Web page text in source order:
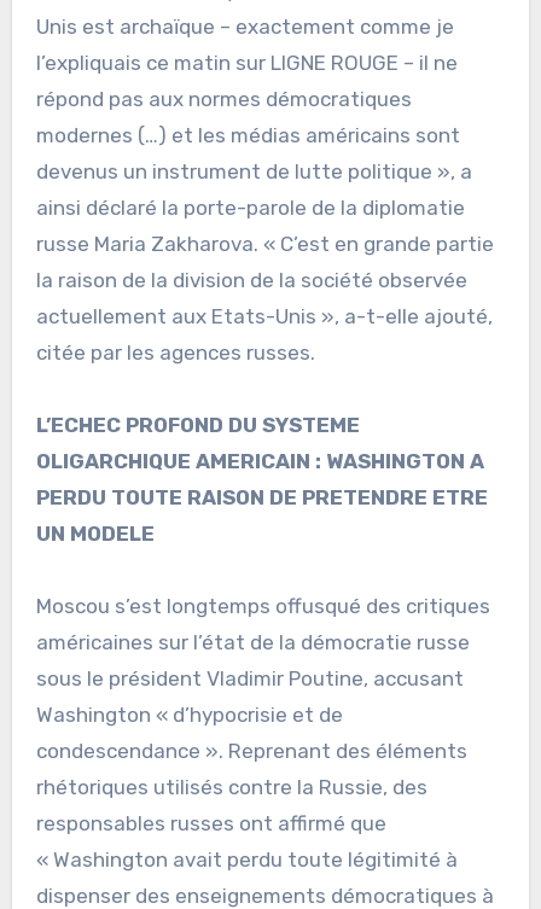
Unis est archaïque – exactement comme je
l’expliquais ce matin sur LIGNE ROUGE – il ne
répond pas aux normes démocratiques
modernes (…) et les médias américains sont
devenus un instrument de lutte politique », a
ainsi déclaré la porte-parole de la diplomatie
russe Maria Zakharova. « C’est en grande partie
la raison de la division de la société observée
actuellement aux Etats-Unis », a-t-elle ajouté,
citée par les agences russes.
L’ECHEC PROFOND DU SYSTEME
OLIGARCHIQUE AMERICAIN : WASHINGTON A
PERDU TOUTE RAISON DE PRETENDRE ETRE
UN MODELE
Moscou s’est longtemps offusqué des critiques
américaines sur l’état de la démocratie russe
sous le président Vladimir Poutine, accusant
Washington « d’hypocrisie et de
condescendance ». Reprenant des éléments
rhétoriques utilisés contre la Russie, des
responsables russes ont affirmé que
« Washington avait perdu toute légitimité à
dispenser des enseignements démocratiques à